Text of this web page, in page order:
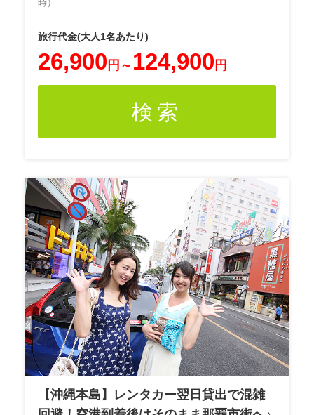
26,900 円 ～ 124,900 円
時）
検索
【沖縄本島】レンタカー翌日貸出で混雑